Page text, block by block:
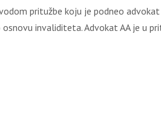
pritužbe koju je podneo advokat
invaliditeta. Advokat AA je u